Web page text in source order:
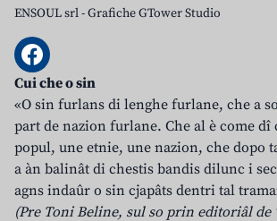
ENSOUL srl-Grafiche GTower Studio
Cui che o sin
«O sin furlans di lenghe furlane, che a
part de nazion furlane. Che al è come dî
popul, une etnie, une nazion, che dopo
a àn balinât di chestis bandis dilunc i
agns indaûr o sin cjapâts dentri tal
(Pre Toni Beline, sul so prin editoriâl de